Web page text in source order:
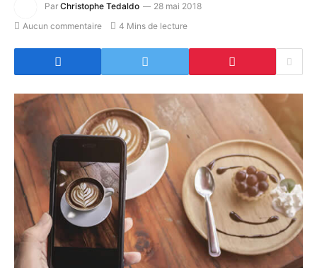
Par Christophe Tedaldo
28 mai 2018
Aucun commentaire
4 Mins de lecture